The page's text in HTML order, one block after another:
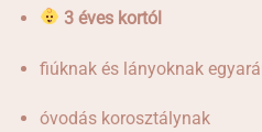
3 éves kortól
fiúknak és lányoknak
óvodás korosztálynak